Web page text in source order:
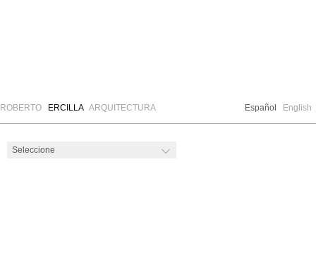
ROBERTO ERCILLAARQUITECTURA Español English